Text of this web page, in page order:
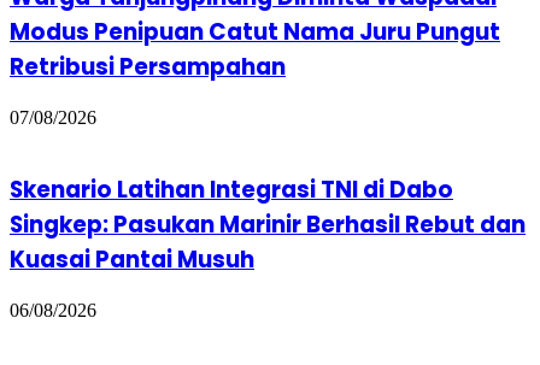
Modus Penipuan Catut Nama Juru Pungut
Retribusi Persampahan
07/08/2026
Skenario Latihan Integrasi TNI di Dabo
Singkep: Pasukan Marinir Berhasil Rebut dan
Kuasai Pantai Musuh
06/08/2026